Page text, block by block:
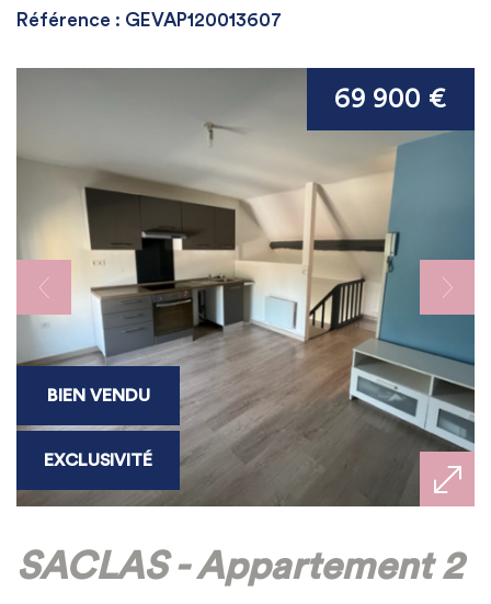
Référence : GEVAP120013607
BIEN VENDU
EXCLUSIVITÉ
69 900 €
SACLAS - Appartement 2